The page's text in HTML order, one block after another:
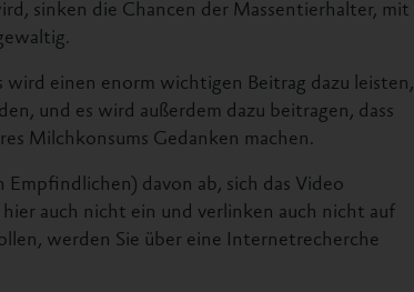
sinken die Chancen der Massentierhalter, mit
wird einen enorm wichtigen Beitrag dazu leisten,
und es wird außerdem dazu beitragen, dass
Milchkonsums Gedanken machen.
davon ab, sich das Video
auch nicht ein und verlinken auch nicht auf
werden Sie über eine Internetrecherche